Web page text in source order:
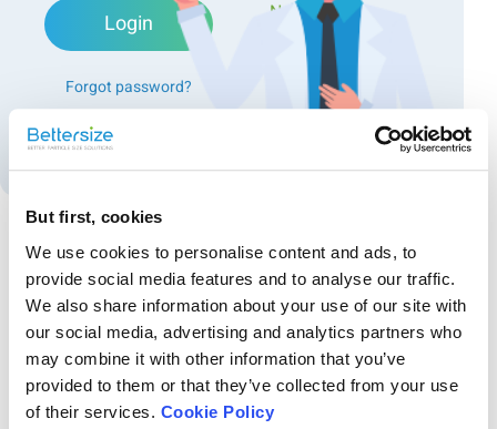
But first, cookies
We use cookies to personalise content and ads, to
provide social media features and to analyse our traffic.
We also share information about your use of our site with
our social media, advertising and analytics partners who
may combine it with other information that you’ve
provided to them or that they’ve collected from your use
of their services. Cookie Policy
Login
Forgot password?
Create an account
Newsletters
Exclusive Events...
Recommended articles
Jenseits der Dichte: Charakterisierung des Gehalts
an offenen und geschlossenen Zellen in
Hartschaumstoffen
Zusammenfassung: Ethylen-Vinylacetat- (EVA) und expandierte
Polyethylen- (EPE) Schaumstoffe werden aufgrund ihrer g&uuml;nstigen